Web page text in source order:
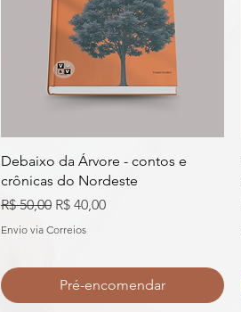
Debaixo da Árvore - contos e
crônicas do Nordeste
Preço normal
R$ 50,00 Preço promocional
R$ 40,00
Envio via Correios
Pré-encomendar